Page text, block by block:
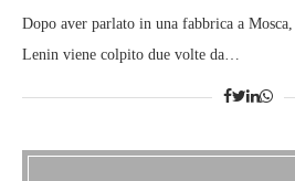
Dopo aver parlato in una fabbrica a
Lenin viene colpito due volte da…